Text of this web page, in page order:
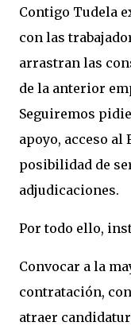
Contigo Tudela
con las
arrastran las
de la anterior
Seguiremos
apoyo, acceso al
posibilidad de
adjudicaciones.
Por todo ello,
Convocar a la
contratación,
atraer